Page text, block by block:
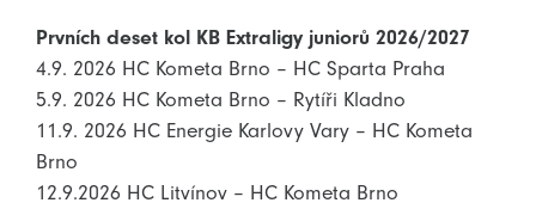
Prvních deset kol KB Extraligy juniorů 2026/2027
4.9. 2026 HC Kometa Brno – HC Sparta Praha
5.9. 2026 HC Kometa Brno – Rytíři Kladno
11.9. 2026 HC Energie Karlovy Vary – HC Kometa
Brno
12.9.2026 HC Litvínov – HC Kometa Brno